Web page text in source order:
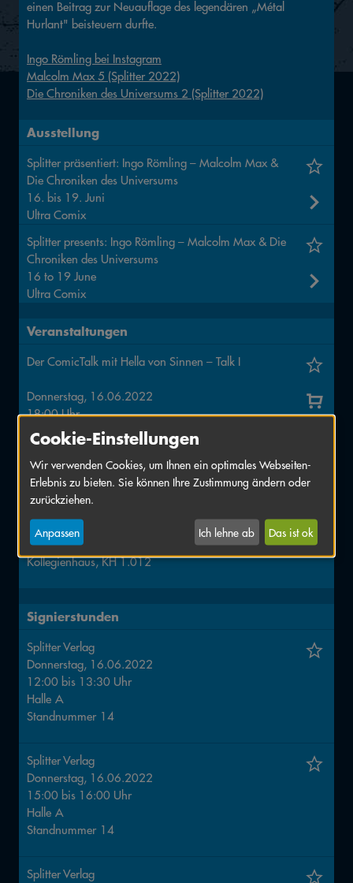
einen Beitrag zur Neuauflage des legendären „Métal
Hurlant" beisteuern durfte.
Ingo Römling bei Instagram
Malcolm Max 5 (Splitter 2022)
Die Chroniken des Universums 2 (Splitter 2022)
Ausstellung
Splitter präsentiert: Ingo Römling – Malcolm Max &
Die Chroniken des Universums
16. bis 19. Juni
Ultra Comix
Splitter presents: Ingo Römling – Malcolm Max & Die
Chroniken des Universums
16 to 19 June
Ultra Comix
Veranstaltungen
Der ComicTalk mit Hella von Sinnen – Talk I
Donnerstag, 16.06.2022
18:00 Uhr
Theater Fifty-Fifty
IO-Film „Comic“ über das Handwerk des
Comiczeichnens
Freitag, 17.06.2022
15:00 Uhr
Kollegienhaus, KH 1.012
Signierstunden
Splitter Verlag
Donnerstag, 16.06.2022
12:00 bis 13:30 Uhr
Halle A
Standnummer 14
Splitter Verlag
Donnerstag, 16.06.2022
15:00 bis 16:00 Uhr
Halle A
Standnummer 14
Splitter Verlag
Cookie-Einstellungen
Wir verwenden Cookies, um Ihnen ein optimales Webseiten-
Erlebnis zu bieten. Sie können Ihre Zustimmung ändern oder
zurückziehen.
Anpassen Ich lehne ab Das ist ok